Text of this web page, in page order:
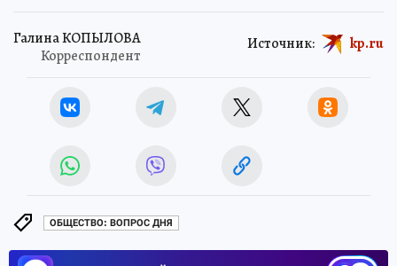
Галина КОПЫЛОВА
Корреспондент
Источник: kp.ru
ОБЩЕСТВО: ВОПРОС ДНЯ